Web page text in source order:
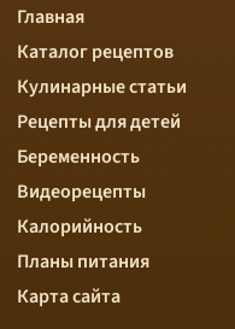
Главная
Каталог рецептов
Кулинарные статьи
Рецепты для детей
Беременность
Видеорецепты
Калорийность
Планы питания
Карта сайта